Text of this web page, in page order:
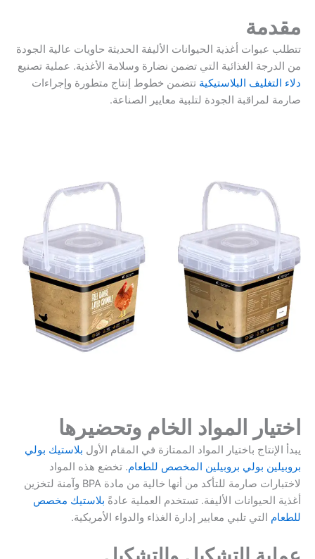
مقدمة
تتطلب عبوات أغذية الحيوانات الأليفة الحديثة حاويات عالية الجودة
من الدرجة الغذائية التي تضمن نضارة وسلامة الأغذية. عملية تصنيع
دلاء التغليف البلاستيكية تتضمن خطوط إنتاج متطورة وإجراءات
صارمة لمراقبة الجودة لتلبية معايير الصناعة.
اختيار المواد الخام وتحضيرها
يبدأ الإنتاج باختيار المواد الممتازة في المقام الأول بلاستيك بولي
بروبيلين بولي بروبيلين المخصص للطعام. تخضع هذه المواد
لاختبارات صارمة للتأكد من أنها خالية من مادة BPA وآمنة لتخزين
أغذية الحيوانات الأليفة. تستخدم العملية عادةً بلاستيك مخصص
للطعام التي تلبي معايير إدارة الغذاء والدواء الأمريكية.